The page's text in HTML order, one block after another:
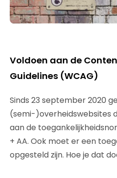
Voldoen aan de
Guidelines (WCAG)
Sinds 23 september 2020
(semi-)overheidswebsites
aan de
+ AA. Ook moet er een
opgesteld zijn. Hoe je dat